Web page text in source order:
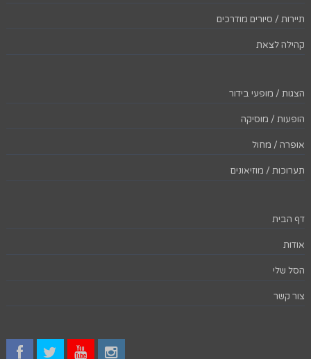
תיירות / סיורים מודרכים
קהילה לצאת
הצגות / מופעי בידור
הופעות / מוסיקה
אופרה / מחול
תערוכות / מוזיאונים
דף הבית
אודות
הסל שלי
צור קשר